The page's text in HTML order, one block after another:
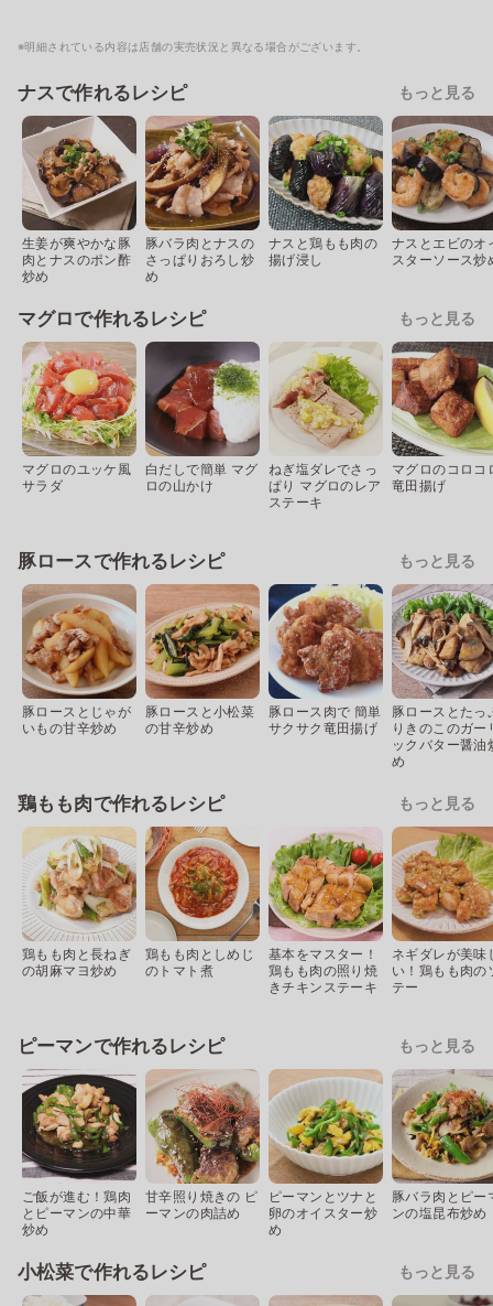
※明細されている内容は店舗の実売状況と異なる場合がございます。
ナスで作れるレシピ もっと見る
生姜が爽やかな豚
肉とナスのポン酢
炒め
豚バラ肉とナスの
さっぱりおろし炒
め
ナスと鶏もも肉の
揚げ浸し
ナスとエビのオ
スターソース炒
マグロで作れるレシピ もっと見る
マグロのユッケ風
サラダ
白だしで簡単 マグ
ロの山かけ
ねぎ塩ダレでさっ
ぱり マグロのレア
ステーキ
マグロのコロコ
竜田揚げ
豚ロースで作れるレシピ もっと見る
豚ロースとじゃが
いもの甘辛炒め
豚ロースと小松菜
の甘辛炒め
豚ロース肉で 簡単
サクサク竜田揚げ
豚ロースとたっ
りきのこのガー
ックバター醤油
め
鶏もも肉で作れるレシピ もっと見る
鶏もも肉と長ねぎ
の胡麻マヨ炒め
鶏もも肉としめじ
のトマト煮
基本をマスター！
鶏もも肉の照り焼
きチキンステーキ
ネギダレが美味
い！鶏もも肉の
テー
ピーマンで作れるレシピ もっと見る
ご飯が進む！鶏肉
とピーマンの中華
炒め
甘辛照り焼きの ピ
ーマンの肉詰め
ピーマンとツナと
卵のオイスター炒
め
豚バラ肉とピー
ンの塩昆布炒め
小松菜で作れるレシピ もっと見る